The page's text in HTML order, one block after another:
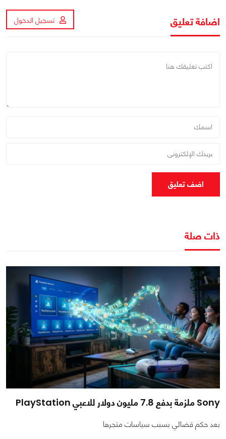
اضافة تعليق تسجيل الدخول
اضف تعليق
ذات صلة
Sony ملزمة بدفع 7.8 مليون دولار للاعبي PlayStation
بعد حكم قضائي بسبب سياسات متجرها